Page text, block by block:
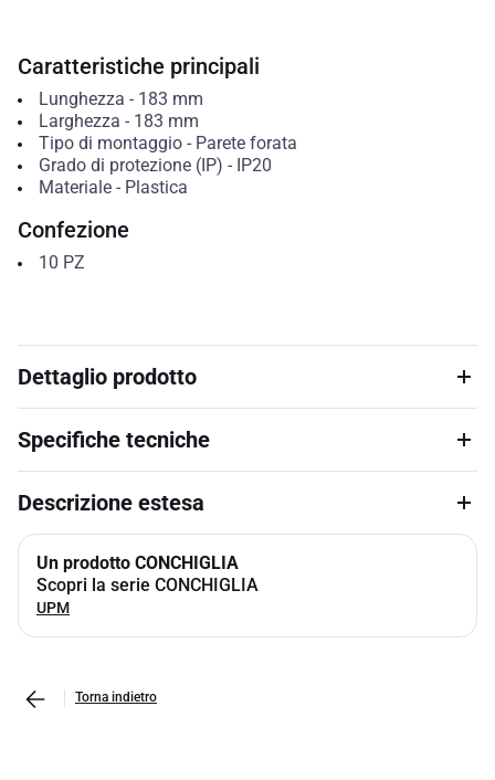
Caratteristiche principali
Lunghezza - 183 mm
Larghezza - 183 mm
Tipo di montaggio- Parete forata
Grado di protezione (IP) - IP20
Materiale- Plastica
Confezione
10 PZ
Dettaglio prodotto
Specifiche tecniche
Descrizione estesa
Un prodotto CONCHIGLIA
Scopri la serie CONCHIGLIA
UPM
Torna indietro